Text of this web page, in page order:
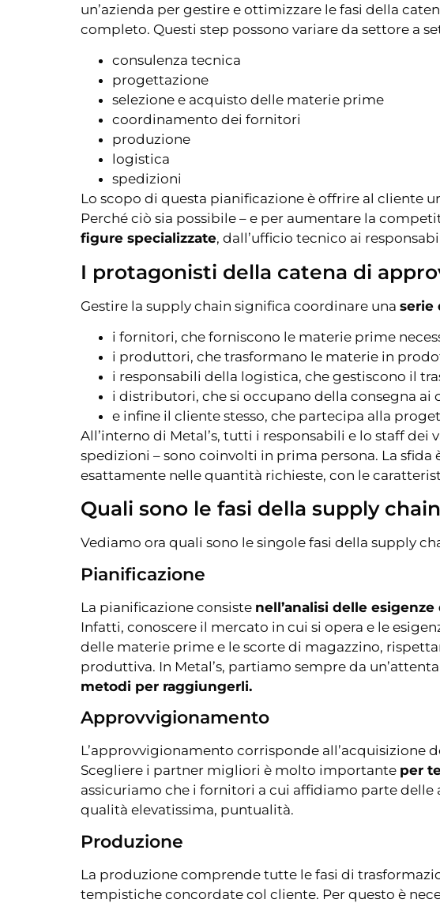
un’azienda per gestire e ottimizzare le fasi della
completo. Questi step possono variare da settore a
consulenza tecnica
progettazione
selezione e acquisto delle materie prime
coordinamento dei fornitori
produzione
logistica
spedizioni
Lo scopo di questa pianificazione è offrire al cliente
Perché ciò sia possibile – e per aumentare la
figure specializzate, dall’ufficio tecnico ai
I protagonisti della catena di
Gestire la supply chain significa coordinare una serie
i fornitori, che forniscono le materie prime
i produttori, che trasformano le materie in
i responsabili della logistica, che gestiscono il
i distributori, che si occupano della consegna ai
e infine il cliente stesso, che partecipa alla
All’interno di Metal’s, tutti i responsabili e lo staff
spedizioni – sono coinvolti in prima persona. La sfida
esattamente nelle quantità richieste, con le
Quali sono le fasi della supply chain
Vediamo ora quali sono le singole fasi della supply
Pianificazione
La pianificazione consiste nell’analisi delle
Infatti, conoscere il mercato in cui si opera e le
delle materie prime e le scorte di magazzino,
produttiva. In Metal’s, partiamo sempre da
metodi per raggiungerli.
Approvvigionamento
L’approvvigionamento corrisponde all’acquisizione
Scegliere i partner migliori è molto importante per
assicuriamo che i fornitori a cui affidiamo parte delle
qualità elevatissima, puntualità.
Produzione
La produzione comprende tutte le fasi di
tempistiche concordate col cliente. Per questo è